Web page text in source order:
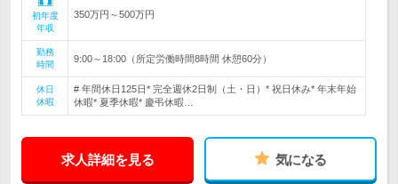
初年度
年収
350万円～500万円
勤務
時間
9:00～18:00（所定労働時間8時間 休憩60分）
休日
休暇
# 年間休日125日* 完全週休2日制（土・日）* 祝日休み* 年末年始
休暇* 夏季休暇* 慶弔休暇…
求人詳細を見る 気になる